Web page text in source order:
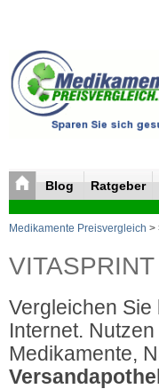
Blog Ratgeber
Medikamente Preisvergleich >
Vergleichen
Internet.
Medikamente,